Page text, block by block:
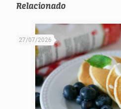
Relacionado
27/07/2026